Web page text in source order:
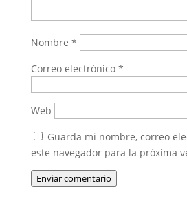
Nombre *
Correo electrónico *
Web
Guarda mi nombre, correo
este navegador para la próxima
Enviar comentario